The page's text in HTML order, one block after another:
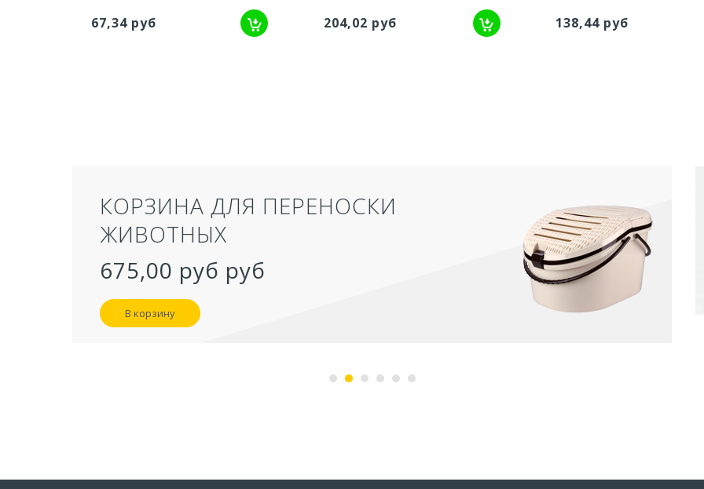
204,02 руб 138,44 руб 101,31 руб
ТУАЛЕТ ДЛЯ КОШЕК ЗАКРЫТЫЙ
СЕРЫЙ 50,5Х39Х41 СМ
957,40 руб
В корзину